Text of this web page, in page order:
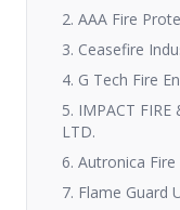
2. AAA Fire
3. Ceasefire
4. G Tech Fire
5. IMPACT FIRE
LTD.
6. Autronica
7. Flame Guard